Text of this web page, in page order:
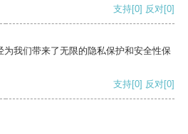
支持[0] 反对[0]
我们带来了无限的隐私保护和安全性保
支持[0] 反对[0]